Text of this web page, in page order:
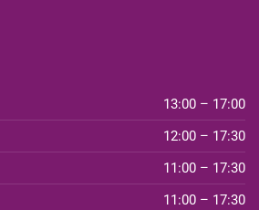
13:00 – 17:00
12:00 – 17:30
11:00 – 17:30
11:00 – 17:30